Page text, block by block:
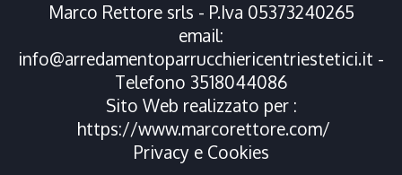
Marco Rettore srls - P.Iva 05373240265
email:
info@arredamentoparrucchiericentriestetici.it -
Telefono 3518044086
Sito Web realizzato per :
https://www.marcorettore.com/
Privacy e Cookies